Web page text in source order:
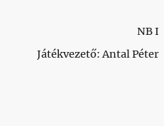
NB I
Játékvezető: Antal Péter